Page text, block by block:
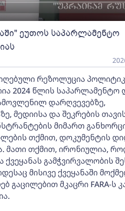
ეუთოს საპარლამენტო
რეზოლუცია
2024 წლის საპარლამენტო
დარღვევებზე,
მედიისა და შეკრების
მიმართ
თქმით, დოკუმენტის
მათი თქმით, ირონიულია,
გამჭვირვალობის
მისივე ქვეყანაში
გაცილებით მკაცრი FARA-ს